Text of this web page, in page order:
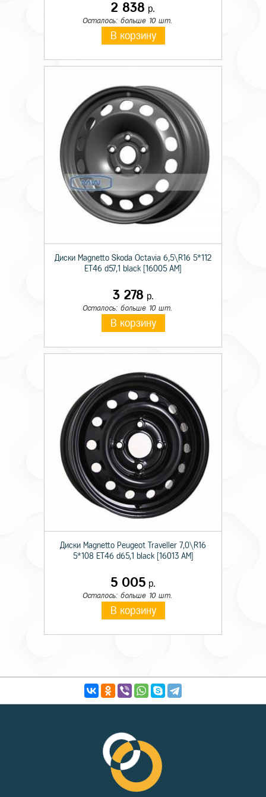
2 838 р.
Осталось: больше 10 шт.
В корзину
Диски Magnetto Skoda Octavia 6,5\R16 5*112
ET46 d57,1 black [16005 AM]
3 278 р.
Осталось: больше 10 шт.
В корзину
Диски Magnetto Peugeot Traveller 7,0\R16
5*108 ET46 d65,1 black [16013 AM]
5 005 р.
Осталось: больше 10 шт.
В корзину